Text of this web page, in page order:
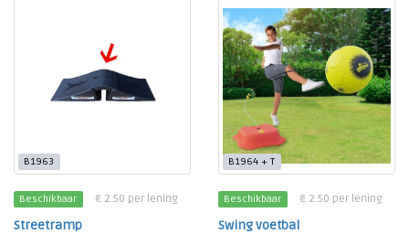
B1963
Beschikbaar € 2.50 per lening
Streetramp
B1964 + T
Beschikbaar € 2.50 per lening
Swing voetbal